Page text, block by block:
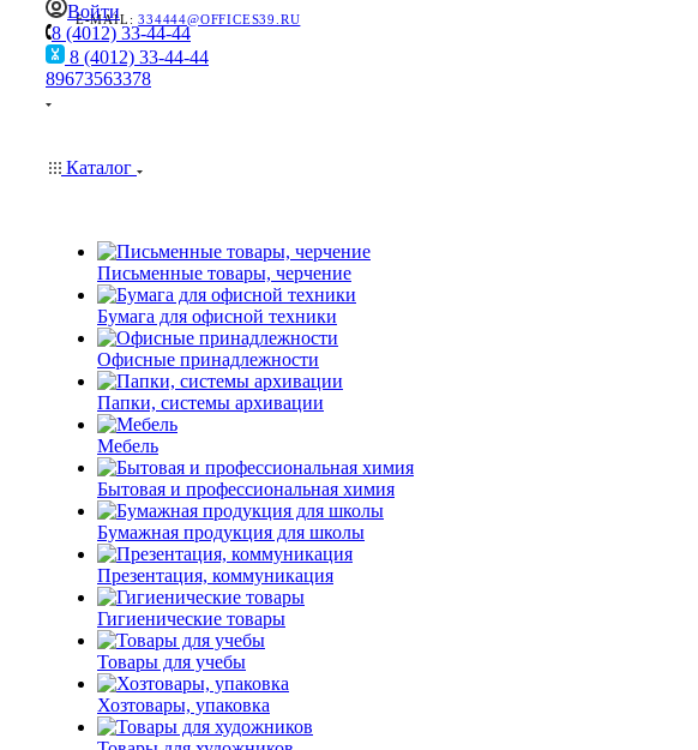
E-MAIL:334444@OFFICES39.RU
Войти
8 (4012) 33-44-44
8 (4012) 33-44-44
89673563378
Каталог
Письменные товары, черчение
Бумага для офисной техники
Офисные принадлежности
Папки, системы архивации
Мебель
Бытовая и профессиональная химия
Бумажная продукция для школы
Презентация, коммуникация
Гигиенические товары
Товары для учебы
Хозтовары, упаковка